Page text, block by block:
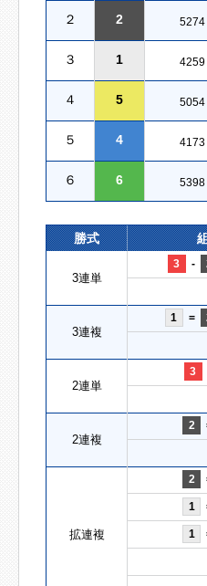
２ 2 5274
３ 1 4259
４ 5 5054
５ 4 4173
６ 6 5398
勝式
3連単
3 -
3連複
1 =
2連単
3
2連複
2
拡連複
2
1
1